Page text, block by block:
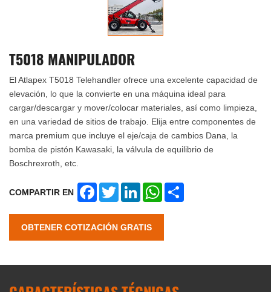
T5018 MANIPULADOR
El Atlapex T5018 Telehandler ofrece una excelente capacidad de
elevación, lo que la convierte en una máquina ideal para
cargar/descargar y mover/colocar materiales, así como limpieza,
en una variedad de sitios de trabajo. Elija entre componentes de
marca premium que incluye el eje/caja de cambios Dana, la
bomba de pistón Kawasaki, la válvula de equilibrio de
Boschrexroth, etc.
COMPARTIR EN FacebookTwitterLinkedInWhatsApp
OBTENER COTIZACIÓN GRATIS